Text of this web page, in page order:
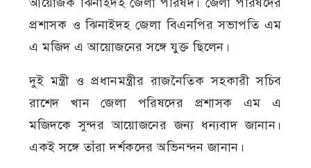
প্রশাসক ও ঝিনাইদহ জেলা বিএনপির সভাপতি এম
এ মজিদ এ আয়োজনের সঙ্গে যুক্ত ছিলেন।
দুই মন্ত্রী ও প্রধানমন্ত্রীর রাজনৈতিক সহকারী সচিব
রাশেদ খান জেলা পরিষদের প্রশাসক এম এ
মজিদকে সুন্দর আয়োজনের জন্য ধন্যবাদ জানান।
একই সঙ্গে তাঁরা দর্শকদের অভিনন্দন জানান।